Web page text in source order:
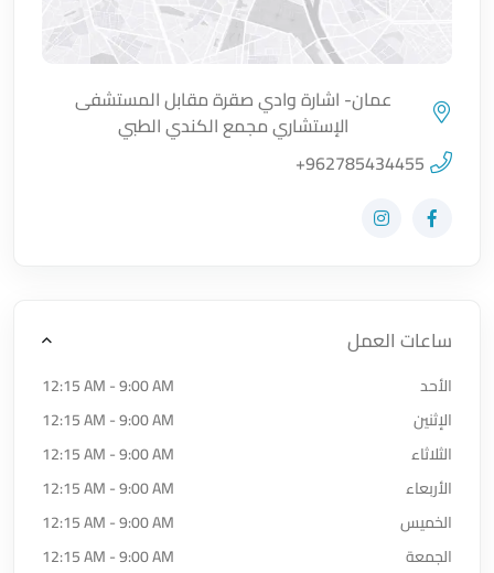
اضغط لتحميل الموقع
عمان- اشارة وادي صقرة مقابل المستشفى
الإستشاري مجمع الكندي الطبي
+962785434455
زيارة حساب المتجر على Facebook-f
زيارة حساب المتجر على Instagram
ساعات العمل
الأحد
12:15 AM - 9:00 AM
الإثنين
12:15 AM - 9:00 AM
الثلاثاء
12:15 AM - 9:00 AM
الأربعاء
12:15 AM - 9:00 AM
الخميس
12:15 AM - 9:00 AM
الجمعة
12:15 AM - 9:00 AM